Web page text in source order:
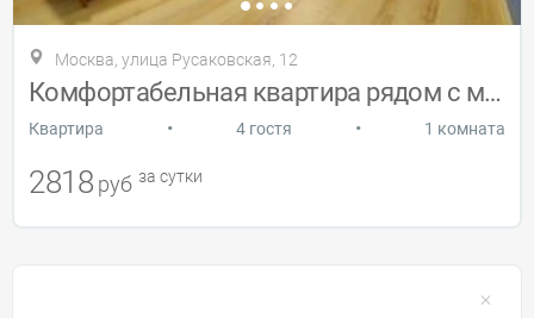
Москва, улица Русаковская, 12
Комфортабельная квартира рядом с метро
Квартира • 4 гостя • 1 комната
2818 руб за сутки